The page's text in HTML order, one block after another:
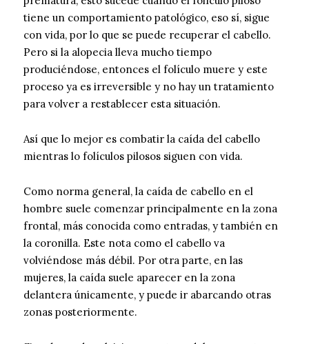
tiene un comportamiento patológico, eso sí, sigue
con vida, por lo que se puede recuperar el cabello.
Pero si la alopecia lleva mucho tiempo
produciéndose, entonces el folículo muere y este
proceso ya es irreversible y no hay un tratamiento
para volver a restablecer esta situación.
Así que lo mejor es combatir la caída del cabello
mientras lo folículos pilosos siguen con vida.
Como norma general, la caída de cabello en el
hombre suele comenzar principalmente en la zona
frontal, más conocida como entradas, y también en
la coronilla. Este nota como el cabello va
volviéndose más débil. Por otra parte, en las
mujeres, la caída suele aparecer en la zona
delantera únicamente, y puede ir abarcando otras
zonas posteriormente.